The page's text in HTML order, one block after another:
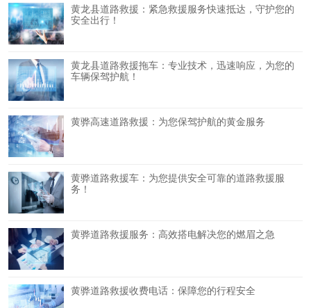
黄龙县道路救援：紧急救援服务快速抵达，守护您的
安全出行！
黄龙县道路救援拖车：专业技术，迅速响应，为您的
车辆保驾护航！
黄骅高速道路救援：为您保驾护航的黄金服务
黄骅道路救援车：为您提供安全可靠的道路救援服
务！
黄骅道路救援服务：高效搭电解决您的燃眉之急
黄骅道路救援收费电话：保障您的行程安全